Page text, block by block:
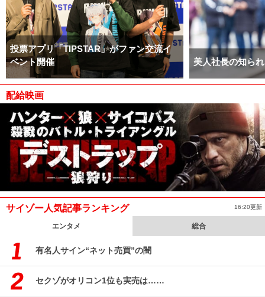
投票アプリ「TIPSTAR」がファン交流イ
ベント開催
美人社長の知ら
配給映画
サイゾー人気記事ランキング 16:20更新
エンタメ 総合
有名人サイン“ネット売買”の闇
セクゾがオリコン1位も実売は……